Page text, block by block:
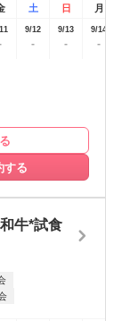
土 日 月
9/12
-
9/13
-
9/14
-
する
牛*試食